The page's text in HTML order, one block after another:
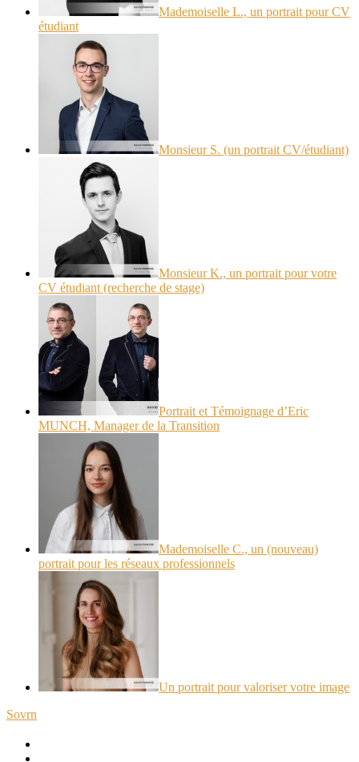
Mademoiselle L., un portrait pour CV
étudiant
Monsieur S. (un portrait CV/étudiant)
Monsieur K., un portrait pour votre
CV étudiant (recherche de stage)
Portrait et Témoignage d’Eric
MUNCH, Manager de la Transition
Mademoiselle C., un (nouveau)
portrait pour les réseaux professionnels
Un portrait pour valoriser votre image
Sovrn